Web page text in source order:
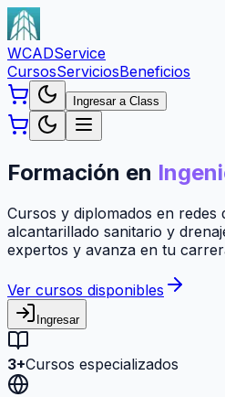
WCADService
CursosServiciosBeneficios
Ingresar a Class
Formación en
Cursos y diplomados en redes
alcantarillado sanitario y
expertos y avanza en tu
Ver cursos disponibles
Ingresar
3+Cursos especializados